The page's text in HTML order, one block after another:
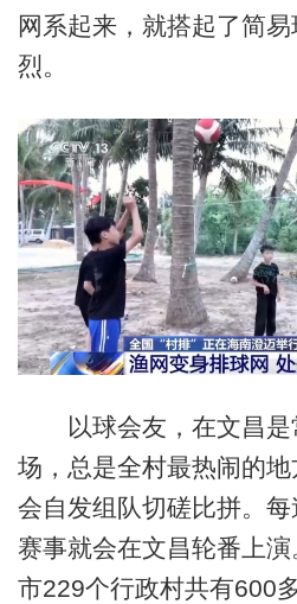
网系起来，就搭起了简
烈。
以球会友，在文昌是
场，总是全村最热闹的
会自发组队切磋比拼。
赛事就会在文昌轮番上
市229个行政村共有600